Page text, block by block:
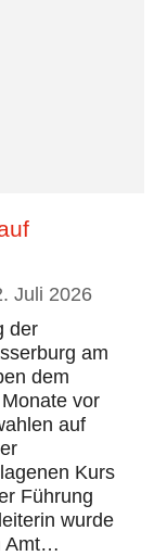
Juli 2026
der
am
dem
vor
auf
Kurs
Führung
wurde
Amt…